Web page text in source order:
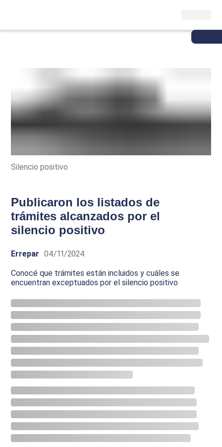
Silencio positivo
Publicaron los listados de
trámites alcanzados por el
silencio positivo
Errepar 04/11/2024
Conocé que trámites están incluidos y cuáles se
encuentran exceptuados por el silencio positivo